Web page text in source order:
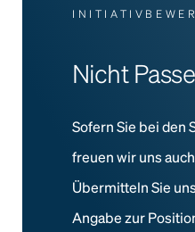
Nicht
Sofern Sie bei den
freuen wir uns
Übermitteln Sie
Angabe zur